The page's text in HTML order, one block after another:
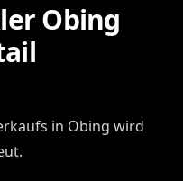
Obing
in Obing wird